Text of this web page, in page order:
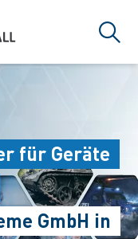
für Geräte
GmbH in